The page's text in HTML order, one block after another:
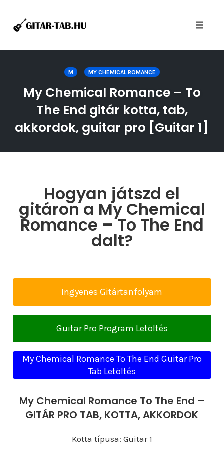
M MY CHEMICAL ROMANCE
My Chemical Romance – To
The End gitár kotta, tab,
akkordok, guitar pro [Guitar 1]
Hogyan játszd el
gitáron a My Chemical
Romance – To The End
dalt?
Ingyenes Gitártanfolyam
Guitar Pro Program Letöltés
My Chemical Romance To The End Guitar Pro
Tab Letöltés
My Chemical Romance To The End –
GITÁR PRO TAB, KOTTA, AKKORDOK
Kotta típusa: Guitar 1